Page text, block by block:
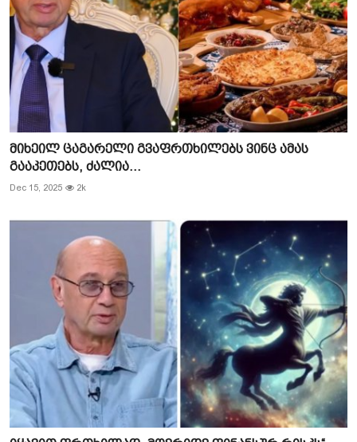
მიხეილ ცაგარელი გვაფრთხილებს ვინც ამას
გააკეთებს, ძალია...
Dec 15, 2025 2k